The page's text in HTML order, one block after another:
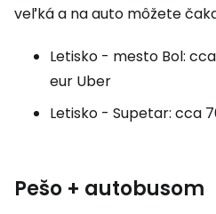
veľká a na auto môžete
Letisko - mesto Bol:
eur Uber
Letisko - Supetar: cca
Pešo + autobusom